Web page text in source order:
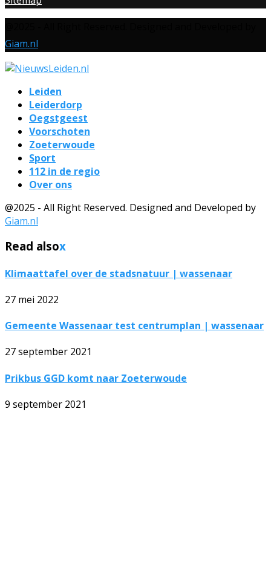
Giam.nl
Leiden
Leiderdorp
Oegstgeest
Voorschoten
Zoeterwoude
Sport
112 in de regio
Over ons
@2025 - All Right Reserved. Designed and Developed by
Giam.nl
Read alsox
Klimaattafel over de stadsnatuur | wassenaar
27 mei 2022
Gemeente Wassenaar test centrumplan | wassenaar
27 september 2021
Prikbus GGD komt naar Zoeterwoude
9 september 2021